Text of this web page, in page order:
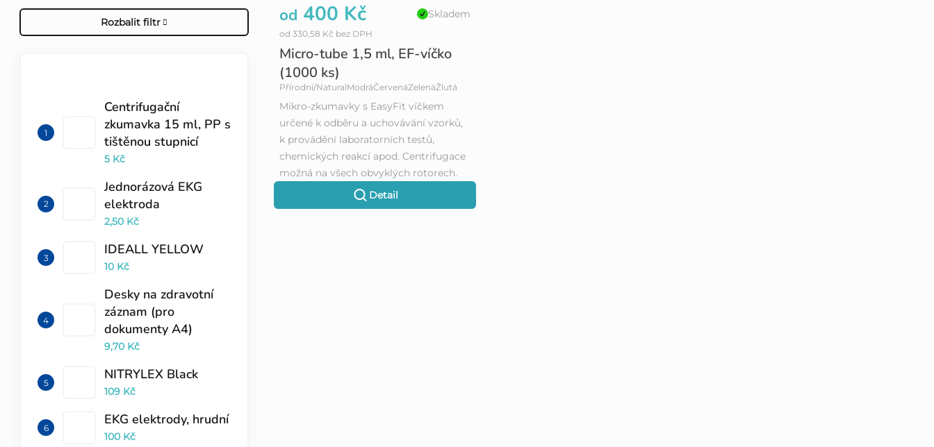
Rozbalit filtr
Centrifugační
zkumavka 15 ml, PP s
tištěnou stupnicí
5 Kč
Jednorázová EKG
elektroda
2,50 Kč
IDEALL YELLOW
10 Kč
Desky na zdravotní
záznam (pro
dokumenty A4)
9,70 Kč
NITRYLEX Black
109 Kč
EKG elektrody, hrudní
100 Kč
Micro-tube 1,5 ml, EF-víčko
(1000 ks)
Skladem
od 330,58 Kč bez DPH
od 400 Kč
Přírodní/NaturalModráČervenáZelenáŽlutá
Detail
Mikro-zkumavky s EasyFit víčkem
určené k odběru a uchovávání vzorků,
k provádění laboratorních testů,
chemických reakcí apod. Centrifugace
možná na všech obvyklých rotorech.